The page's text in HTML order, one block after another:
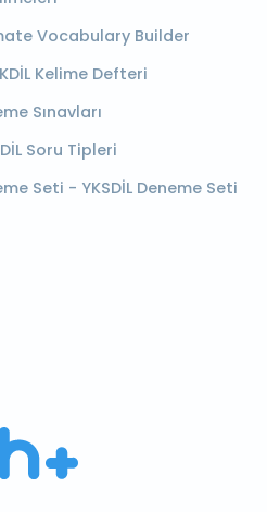
Vocabulary Builder
Kelime Defteri
Sınavları
Soru Tipleri
Seti - YKSDİL Deneme Seti